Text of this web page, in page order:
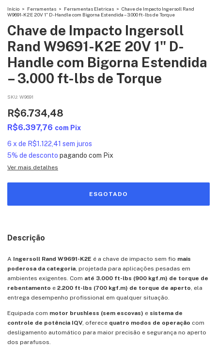
Início > Ferramentas > Ferramentas Eletricas > Chave de Impacto Ingersoll Rand
W9691-K2E 20V 1" D-Handle com Bigorna Estendida – 3.000 ft-lbs de Torque
Chave de Impacto Ingersoll
Rand W9691-K2E 20V 1" D-
Handle com Bigorna Estendida
– 3.000 ft-lbs de Torque
SKU: W9691
R$6.734,48
R$6.397,76 com Pix
6 x de R$1.122,41 sem juros
5% de desconto pagando com Pix
Ver mais detalhes
Descrição
A Ingersoll Rand W9691-K2E é a chave de impacto sem fio mais
poderosa da categoria, projetada para aplicações pesadas em
ambientes exigentes. Com até 3.000 ft-lbs (900 kgf.m) de torque de
rebentamento e 2.200 ft-lbs (700 kgf.m) de torque de aperto, ela
entrega desempenho profissional em qualquer situação.
Equipada com motor brushless (sem escovas) e sistema de
controle de potência IQV, oferece quatro modos de operação com
desligamento automático para maior precisão e segurança no aperto
dos parafusos.